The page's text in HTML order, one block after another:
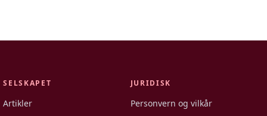
SELSKAPET
Artikler
JURIDISK
Personvern og vilkår